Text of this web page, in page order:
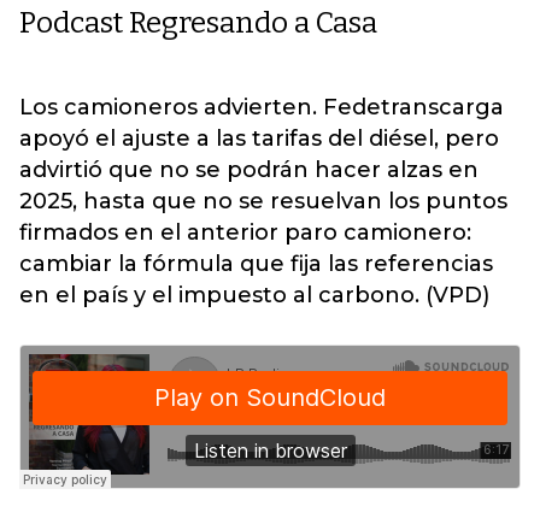
Podcast Regresando a Casa
Los camioneros advierten. Fedetranscarga
apoyó el ajuste a las tarifas del diésel, pero
advirtió que no se podrán hacer alzas en
2025, hasta que no se resuelvan los puntos
firmados en el anterior paro camionero:
cambiar la fórmula que fija las referencias
en el país y el impuesto al carbono. (VPD)